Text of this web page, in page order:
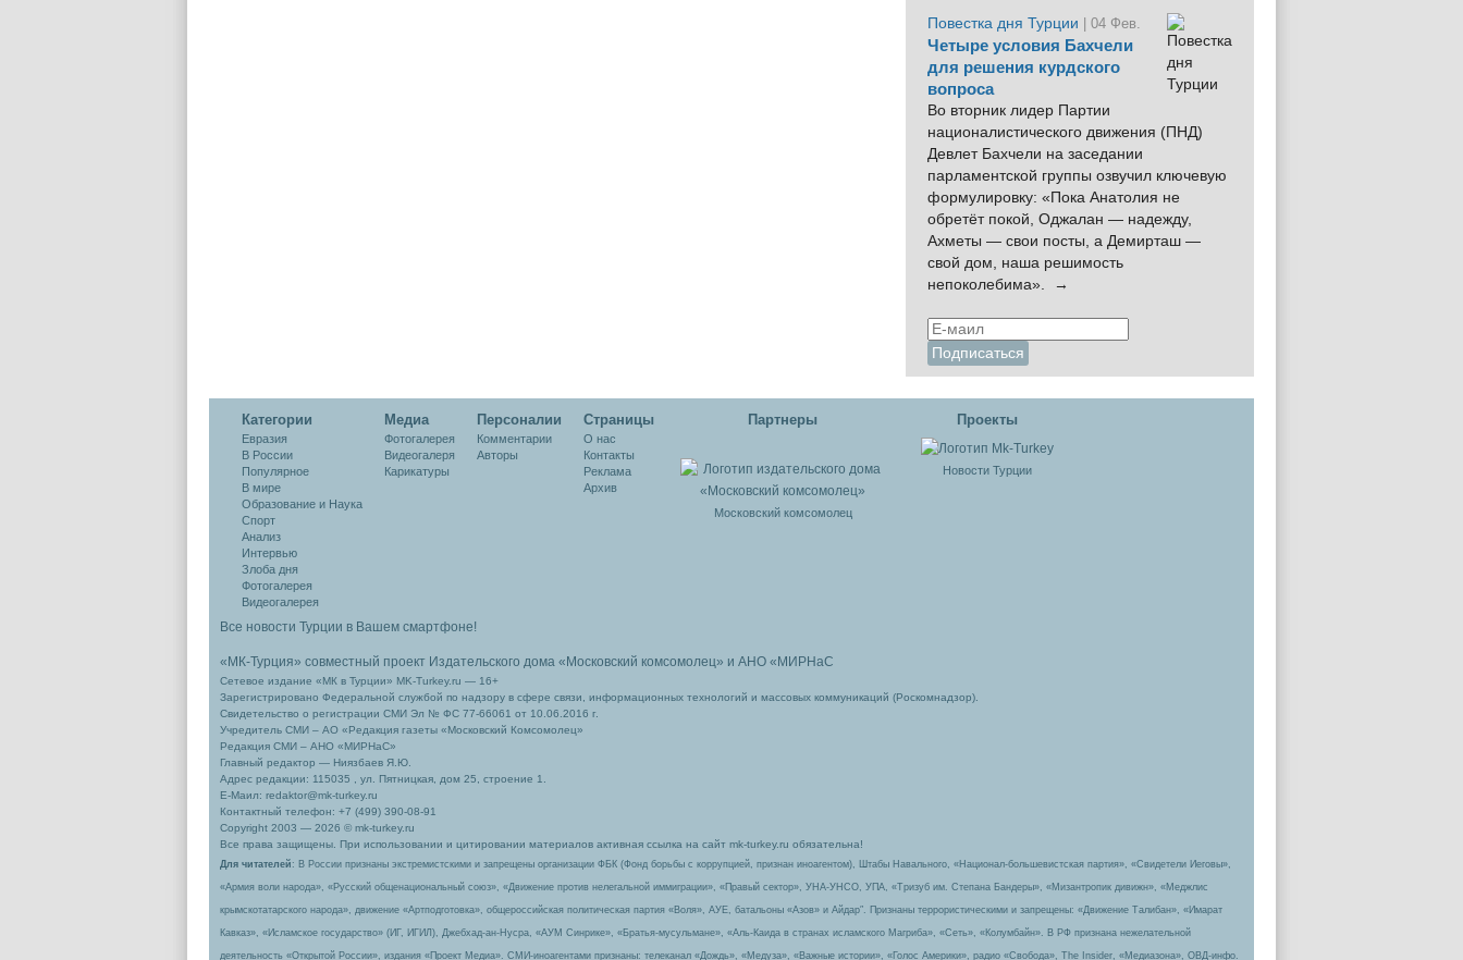
Повестка дня Турции
| 04 Фев.
Четыре условия Бахчели
для решения курдского
вопроса
Во вторник лидер Партии
националистического движения (ПНД)
Девлет Бахчели на заседании
парламентской группы озвучил ключевую
формулировку: «Пока Анатолия не
обретёт покой, Оджалан — надежду,
Ахметы — свои посты, а Демирташ —
свой дом, наша решимость
непоколебима». →
Категории
Евразия
В России
Популярное
В мире
Образование и Наука
Спорт
Анализ
Интервью
Злоба дня
Фотогалерея
Видеогалерея
Медиа
Фотогалерея
Видеогалеря
Карикатуры
Персоналии
Комментарии
Авторы
Cтраницы
О нас
Контакты
Реклама
Архив
Партнеры
Московский комсомолец
Проекты
Новости Турции
Все новости Турции в Вашем смартфоне!
«МК-Турция» совместный проект Издательского дома «Московский комсомолец» и АНО «МИРНаС
Сетевое издание «МК в Турции» MK-Turkey.ru — 16+
Зарегистрировано Федеральной службой по надзору в сфере связи, информационных технологий и массовых коммуникаций (Роскомнадзор).
Свидетельство о регистрации СМИ Эл № ФС 77-66061 от 10.06.2016 г.
Учредитель СМИ – АО «Редакция газеты «Московский Комсомолец»
Редакция СМИ – АНО «МИРНаС»
Главный редактор — Ниязбаев Я.Ю.
Адрес редакции: 115035 , ул. Пятницкая, дом 25, строение 1.
Е-Маил: redaktor@mk-turkey.ru
Контактный телефон: +7 (499) 390-08-91
Copyright 2003 — 2026 © mk-turkey.ru
Все права защищены. При использовании и цитировании материалов активная ссылка на сайт mk-turkey.ru обязательна!
Для читателей : В России признаны экстремистскими и запрещены организации ФБК (Фонд борьбы с коррупцией, признан иноагентом), Штабы Навального, «Национал-большевистская партия», «Свидетели Иеговы»,
«Армия воли народа», «Русский общенациональный союз», «Движение против нелегальной иммиграции», «Правый сектор», УНА-УНСО, УПА, «Тризуб им. Степана Бандеры», «Мизантропик дивижн», «Меджлис
крымскотатарского народа», движение «Артподготовка», общероссийская политическая партия «Воля», АУЕ, батальоны «Азов» и Айдар″. Признаны террористическими и запрещены: «Движение Талибан», «Имарат
Кавказ», «Исламское государство» (ИГ, ИГИЛ), Джебхад-ан-Нусра, «АУМ Синрике», «Братья-мусульмане», «Аль-Каида в странах исламского Магриба», «Сеть», «Колумбайн». В РФ признана нежелательной
деятельность «Открытой России», издания «Проект Медиа». СМИ-иноагентами признаны: телеканал «Дождь», «Медуза», «Важные истории», «Голос Америки», радио «Свобода», The Insider, «Медиазона», ОВД-инфо.